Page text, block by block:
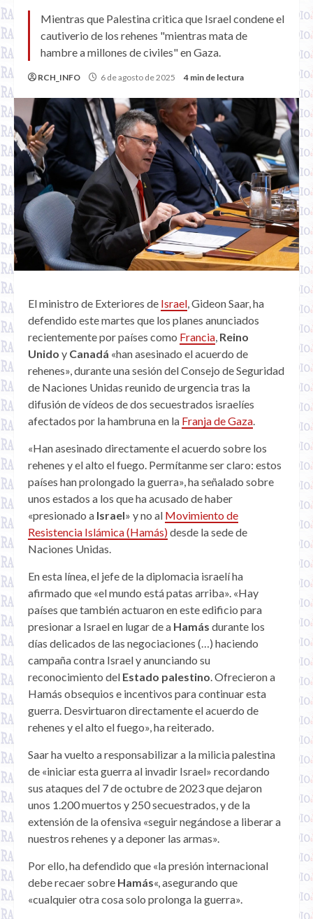
Mientras que Palestina critica que Israel condene el
cautiverio de los rehenes "mientras mata de
hambre a millones de civiles" en Gaza.
RCH_INFO 6 de agosto de 2025 4 min de lectura
El ministro de Exteriores de Israel, Gideon Saar, ha
defendido este martes que los planes anunciados
recientemente por países como Francia, Reino
Unido y Canadá «han asesinado el acuerdo de
rehenes», durante una sesión del Consejo de Seguridad
de Naciones Unidas reunido de urgencia tras la
difusión de vídeos de dos secuestrados israelíes
afectados por la hambruna en la Franja de Gaza.
«Han asesinado directamente el acuerdo sobre los
rehenes y el alto el fuego. Permítanme ser claro: estos
países han prolongado la guerra», ha señalado sobre
unos estados a los que ha acusado de haber
«presionado a Israel» y no al Movimiento de
Resistencia Islámica (Hamás)desde la sede de
Naciones Unidas.
En esta línea, el jefe de la diplomacia israelí ha
afirmado que «el mundo está patas arriba». «Hay
países que también actuaron en este edificio para
presionar a Israel en lugar de a Hamás durante los
días delicados de las negociaciones (…) haciendo
campaña contra Israel y anunciando su
reconocimiento del Estado palestino. Ofrecieron a
Hamás obsequios e incentivos para continuar esta
guerra. Desvirtuaron directamente el acuerdo de
rehenes y el alto el fuego», ha reiterado.
Saar ha vuelto a responsabilizar a la milicia palestina
de «iniciar esta guerra al invadir Israel» recordando
sus ataques del 7 de octubre de 2023 que dejaron
unos 1.200 muertos y 250 secuestrados, y de la
extensión de la ofensiva «seguir negándose a liberar a
nuestros rehenes y a deponer las armas».
Por ello, ha defendido que «la presión internacional
debe recaer sobre Hamás«, asegurando que
«cualquier otra cosa solo prolonga la guerra».